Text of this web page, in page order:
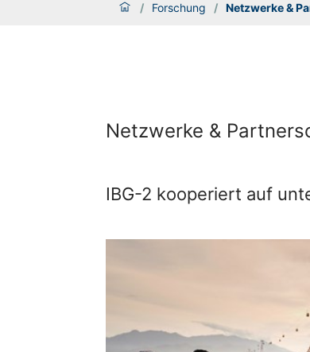
/ Forschung / Netzwerke &
Netzwerke &
IBG-2 kooperiert auf